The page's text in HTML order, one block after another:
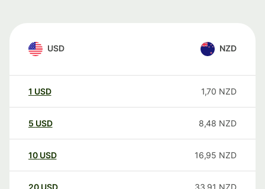
USD NZD
1 USD 1,70 NZD
5 USD 8,48 NZD
10 USD 16,95 NZD